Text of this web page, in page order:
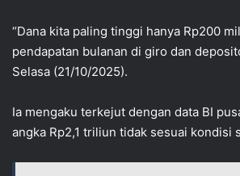
“Dana kita paling tinggi hanya Rp200
pendapatan bulanan di giro dan
Selasa (21/10/2025).
Ia mengaku terkejut dengan data BI
angka Rp2,1 triliun tidak sesuai kondisi